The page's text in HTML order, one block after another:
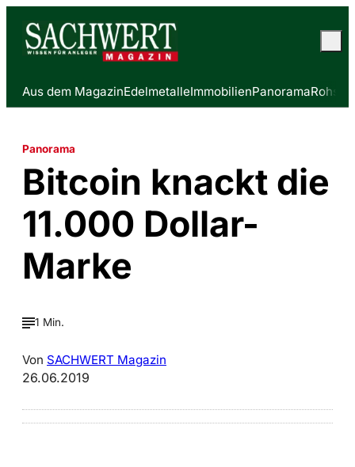
Aus dem MagazinEdelmetalleImmobilienPanorama
Panorama
Bitcoin knackt die
11.000 Dollar-
Marke
1 Min.
Von SACHWERT Magazin
26.06.2019